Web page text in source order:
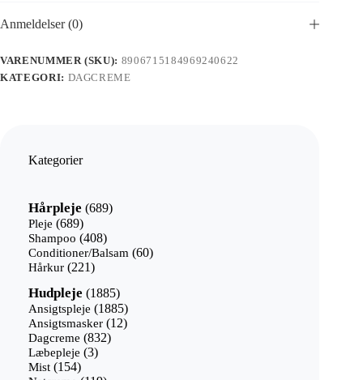
Anmeldelser (0)
VARENUMMER (SKU): 8906715184969240622
KATEGORI: DAGCREME
Kategorier
Hårpleje 689689
Pleje 689689
varer
Shampoo 408408
varer
Conditioner/Balsam 6060
Hårkur 221221
Hudpleje 18851885
varer
Ansigtspleje 18851885
varer
Ansigtsmasker 1212
Dagcreme 832832
Læbepleje 33
Mist 154154